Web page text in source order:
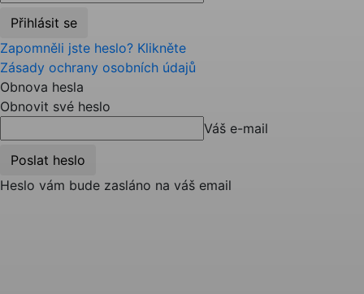
Zapomněli jste heslo? Klikněte
Zásady ochrany osobních údajů
Obnova hesla
Obnovit své heslo
Váš e-mail
Heslo vám bude zasláno na váš email